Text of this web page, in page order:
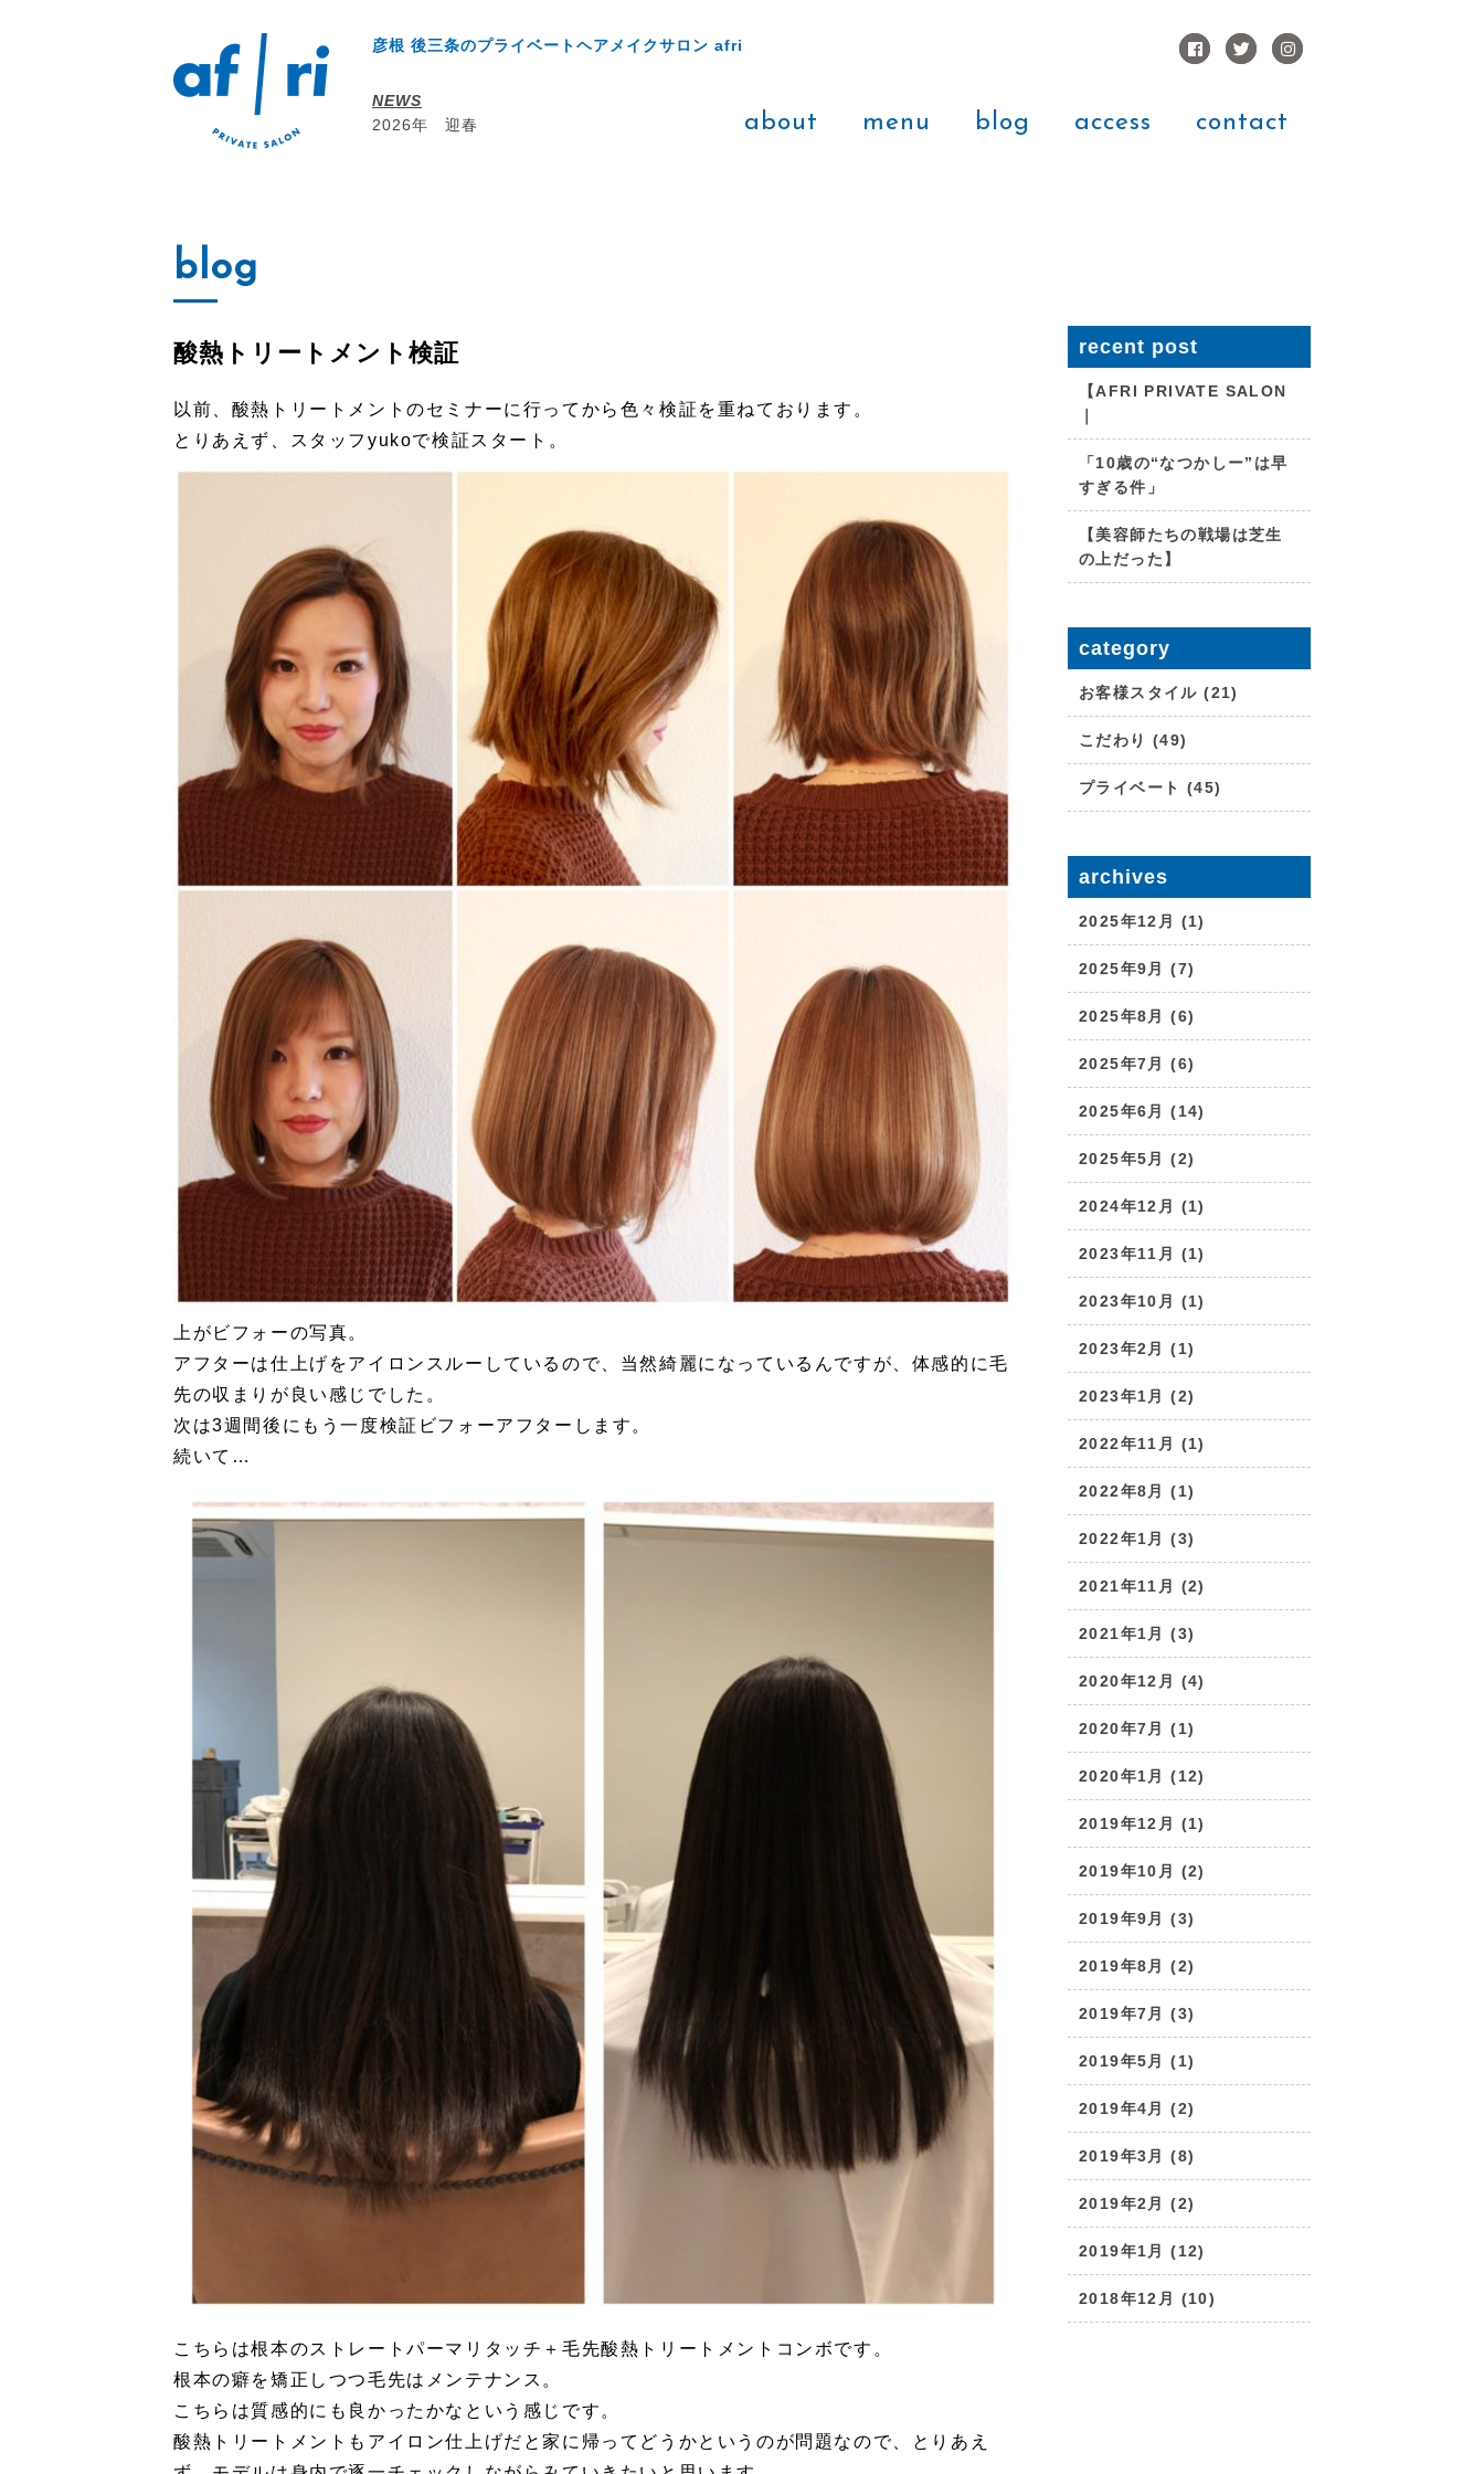
彦根 後三条のプライベートヘアメイクサロン afri
about menu blog access contact
NEWS
2026年 迎春
blog
酸熱トリートメント検証
以前、酸熱トリートメントのセミナーに行ってから色々検証を重ねております。
とりあえず、スタッフyukoで検証スタート。
上がビフォーの写真。
アフターは仕上げをアイロンスルーしているので、当然綺麗になっているんですが、体感的に毛
先の収まりが良い感じでした。
次は3週間後にもう一度検証ビフォーアフターします。
続いて…
こちらは根本のストレートパーマリタッチ＋毛先酸熱トリートメントコンボです。
根本の癖を矯正しつつ毛先はメンテナンス。
こちらは質感的にも良かったかなという感じです。
酸熱トリートメントもアイロン仕上げだと家に帰ってどうかというのが問題なので、とりあえ
recent post
【AFRI PRIVATE SALON
「10歳の“なつかしー”は早
すぎる件」
【美容師たちの戦場は芝生
の上だった】
category
お客様スタイル (21)
こだわり (49)
プライベート (45)
archives
2025年12月 (1)
2025年9月 (7)
2025年8月 (6)
2025年7月 (6)
2025年6月 (14)
2025年5月 (2)
2024年12月 (1)
2023年11月 (1)
2023年10月 (1)
2023年2月 (1)
2023年1月 (2)
2022年11月 (1)
2022年8月 (1)
2022年1月 (3)
2021年11月 (2)
2021年1月 (3)
2020年12月 (4)
2020年7月 (1)
2020年1月 (12)
2019年12月 (1)
2019年10月 (2)
2019年9月 (3)
2019年8月 (2)
2019年7月 (3)
2019年5月 (1)
2019年4月 (2)
2019年3月 (8)
2019年2月 (2)
2019年1月 (12)
2018年12月 (10)